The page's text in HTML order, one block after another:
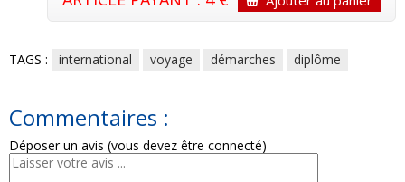
TAGS : international voyage démarches diplôme
Commentaires :
Déposer un avis (vous devez être connecté)